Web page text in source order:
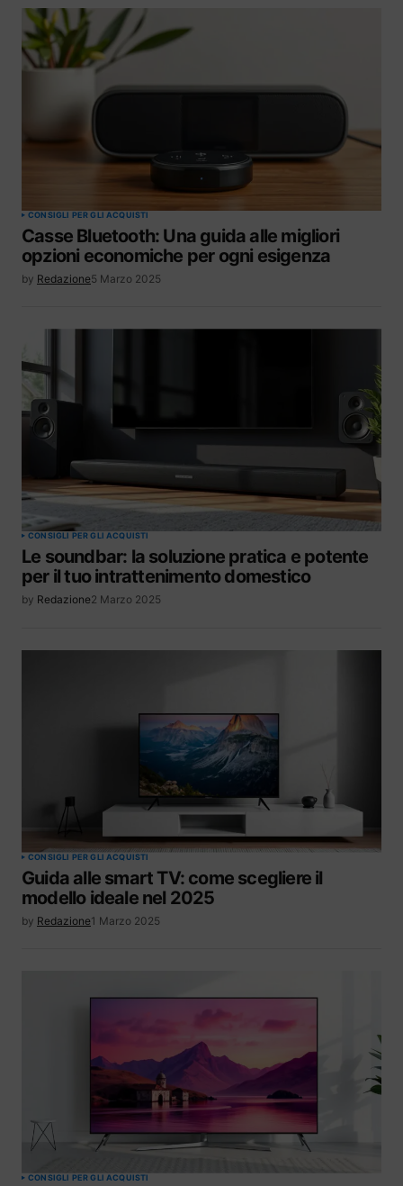
CONSIGLI PER GLI ACQUISTI
Casse Bluetooth: Una guida alle migliori
opzioni economiche per ogni esigenza
by Redazione5 Marzo 2025
CONSIGLI PER GLI ACQUISTI
Le soundbar: la soluzione pratica e potente
per il tuo intrattenimento domestico
by Redazione2 Marzo 2025
CONSIGLI PER GLI ACQUISTI
Guida alle smart TV: come scegliere il
modello ideale nel 2025
by Redazione1 Marzo 2025
CONSIGLI PER GLI ACQUISTI